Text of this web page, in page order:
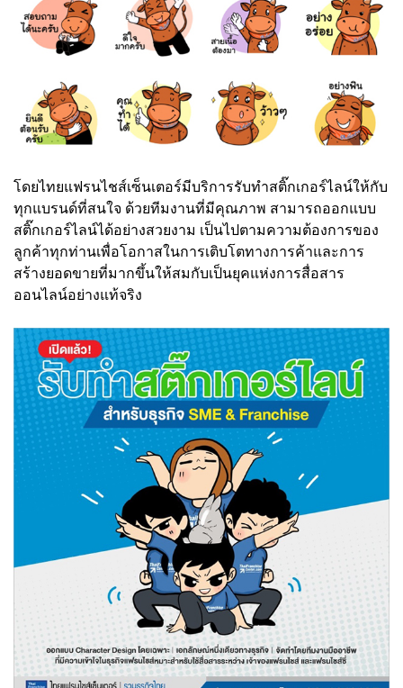
โดยไทยแฟรนไชส์เซ็นเตอร์มีบริการรับทำสติ๊กเกอร์ไลน์ให้กับ
ทุกแบรนด์ที่สนใจ ด้วยทีมงานที่มีคุณภาพ สามารถออกแบบ
สติ๊กเกอร์ไลน์ได้อย่างสวยงาม เป็นไปตามความต้องการของ
ลูกค้าทุกท่านเพื่อโอกาสในการเติบโตทางการค้าและการ
สร้างยอดขายที่มากขึ้นให้สมกับเป็นยุคแห่งการสื่อสาร
ออนไลน์อย่างแท้จริง